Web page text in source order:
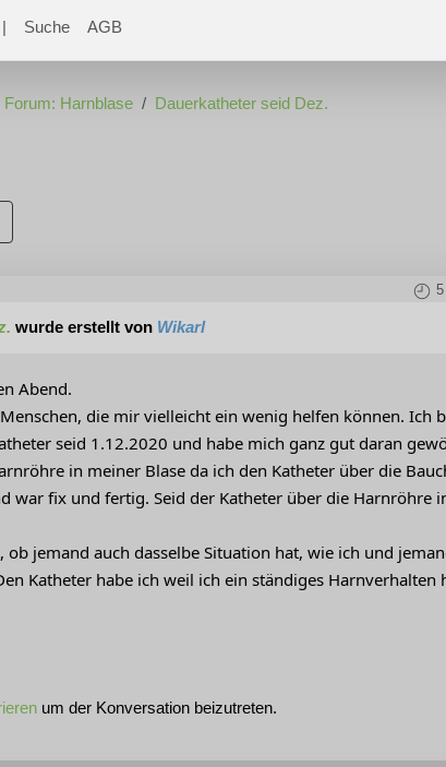
Suche AGB
Forum: Harnblase Dauerkatheter seid Dez.
wurde erstellt von Wikarl
Abend.
die mir vielleicht ein wenig helfen können. Ich
seid 1.12.2020 und habe mich ganz gut daran
in meiner Blase da ich den Katheter über die
war fix und fertig. Seid der Katheter über die Harnröhre
ob jemand auch dasselbe Situation hat, wie ich und
Katheter habe ich weil ich ein ständiges Harnverhalten
um der Konversation beizutreten.